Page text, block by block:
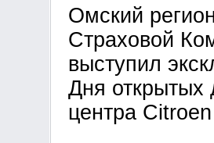
Омский
Страховой
выступил
Дня открытых
центра